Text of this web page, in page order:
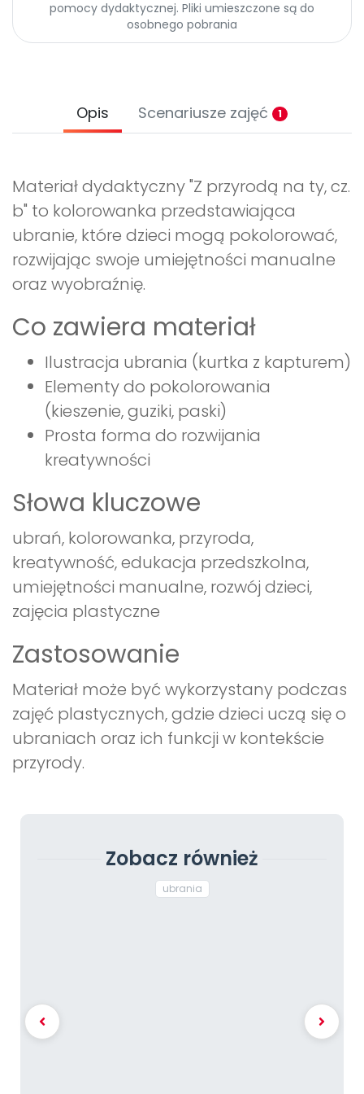
Promocje
pomocy dydaktycznej. Pliki umieszczone są do
osobnego pobrania
Opis Scenariusze zajęć 1
Materiał dydaktyczny "Z przyrodą na ty, cz.
b" to kolorowanka przedstawiająca
ubranie, które dzieci mogą pokolorować,
rozwijając swoje umiejętności manualne
oraz wyobraźnię.
Co zawiera materiał
Ilustracja ubrania (kurtka z kapturem)
Elementy do pokolorowania
(kieszenie, guziki, paski)
Prosta forma do rozwijania
kreatywności
Słowa kluczowe
ubrań, kolorowanka, przyroda,
kreatywność, edukacja przedszkolna,
umiejętności manualne, rozwój dzieci,
zajęcia plastyczne
Zastosowanie
Materiał może być wykorzystany podczas
zajęć plastycznych, gdzie dzieci uczą się o
ubraniach oraz ich funkcji w kontekście
przyrody.
Zobacz również
ubrania